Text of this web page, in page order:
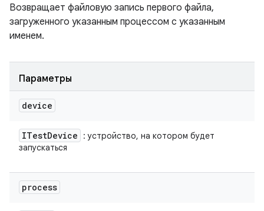
Возвращает файловую запись первого файла,
загруженного указанным процессом с указанным
именем.
Параметры
device
ITestDevice
: устройство, на котором будет
запускаться
process